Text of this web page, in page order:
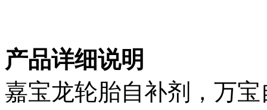
产品详细说明
嘉宝龙轮胎自补剂，万